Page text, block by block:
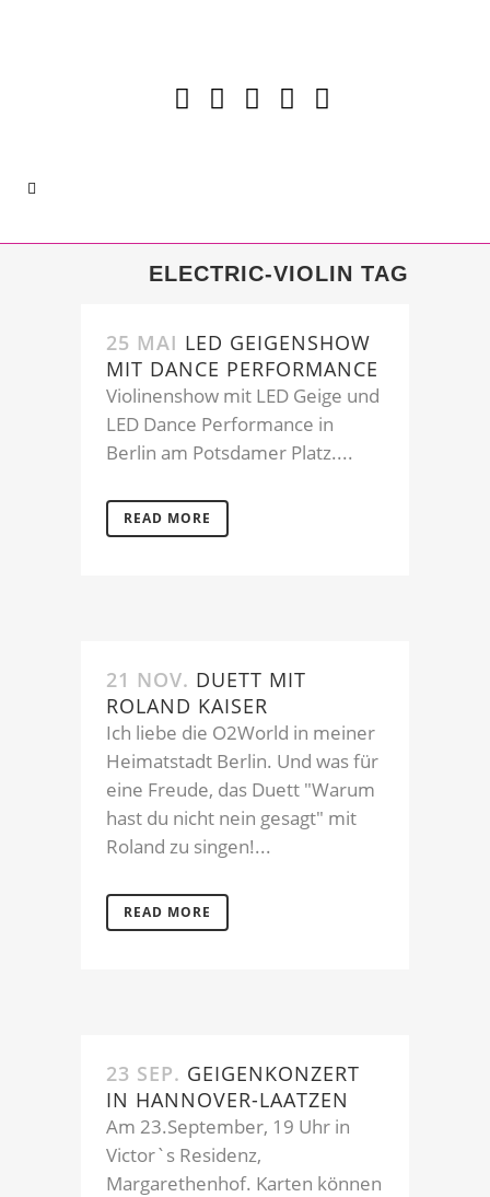
ELECTRIC-VIOLIN TAG
25 MAI LED GEIGENSHOW
MIT DANCE PERFORMANCE
Violinenshow mit LED Geige und
LED Dance Performance in
Berlin am Potsdamer Platz....
READ MORE
21 NOV. DUETT MIT
ROLAND KAISER
Ich liebe die O2World in meiner
Heimatstadt Berlin. Und was für
eine Freude, das Duett "Warum
hast du nicht nein gesagt" mit
Roland zu singen!...
READ MORE
23 SEP. GEIGENKONZERT
IN HANNOVER-LAATZEN
Am 23.September, 19 Uhr in
Victor`s Residenz,
Margarethenhof. Karten können